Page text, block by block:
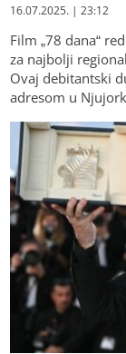
16.07.2025. | 23:12
Film „78 dana“
za najbolji
Ovaj debitantski
adresom u